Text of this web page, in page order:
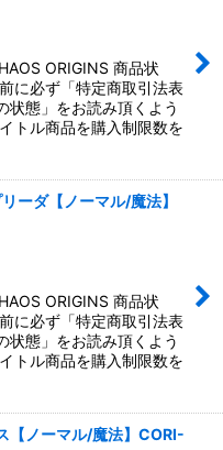
ORIGINS 商品状
に必ず「特定商取引法表
状態」をお読み頂くよう
トル商品を購入制限数を
ーダ【ノーマル/魔法】
ORIGINS 商品状
に必ず「特定商取引法表
状態」をお読み頂くよう
トル商品を購入制限数を
【ノーマル/魔法】CORI-